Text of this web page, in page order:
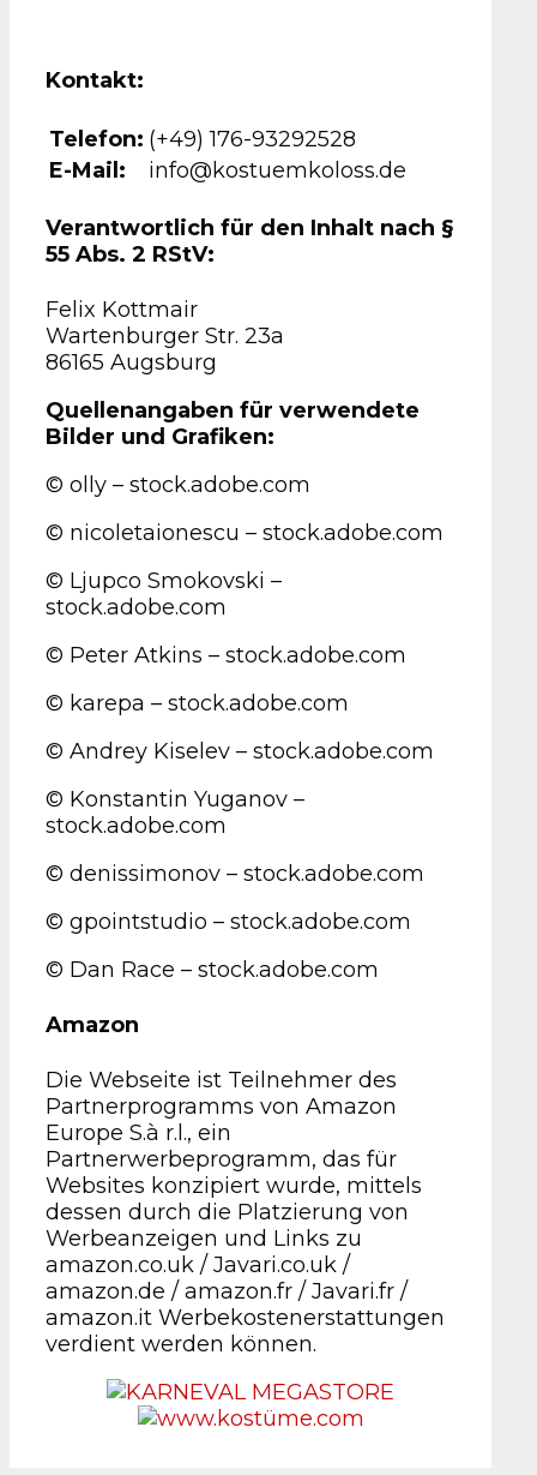
Kontakt:
Telefon: (+49) 176-93292528
E-Mail:
info@kostuemkoloss.de
Verantwortlich für den Inhalt nach §
55 Abs. 2 RStV:
Felix Kottmair
Wartenburger Str. 23a
86165 Augsburg
Quellenangaben für verwendete
Bilder und Grafiken:
© olly – stock.adobe.com
© nicoletaionescu – stock.adobe.com
© Ljupco Smokovski –
stock.adobe.com
© Peter Atkins – stock.adobe.com
© karepa – stock.adobe.com
© Andrey Kiselev – stock.adobe.com
© Konstantin Yuganov –
stock.adobe.com
© denissimonov – stock.adobe.com
© gpointstudio – stock.adobe.com
© Dan Race – stock.adobe.com
Amazon
Die Webseite ist Teilnehmer des
Partnerprogramms von Amazon
Europe S.à r.l., ein
Partnerwerbeprogramm, das für
Websites konzipiert wurde, mittels
dessen durch die Platzierung von
Werbeanzeigen und Links zu
amazon.co.uk / Javari.co.uk /
amazon.de / amazon.fr / Javari.fr /
amazon.it Werbekostenerstattungen
verdient werden können.